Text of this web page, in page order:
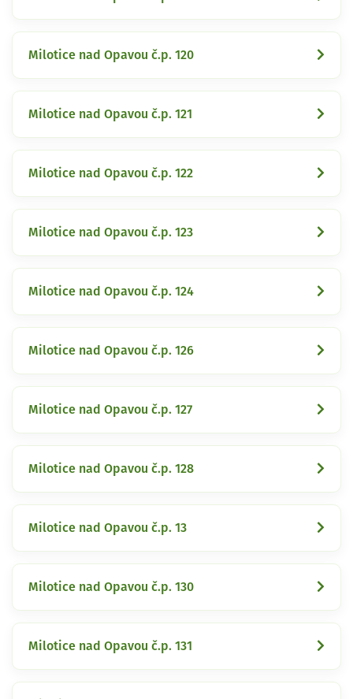
Milotice nad Opavou č.p. 120
Milotice nad Opavou č.p. 121
Milotice nad Opavou č.p. 122
Milotice nad Opavou č.p. 123
Milotice nad Opavou č.p. 124
Milotice nad Opavou č.p. 126
Milotice nad Opavou č.p. 127
Milotice nad Opavou č.p. 128
Milotice nad Opavou č.p. 13
Milotice nad Opavou č.p. 130
Milotice nad Opavou č.p. 131